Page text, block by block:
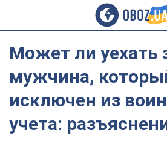
Может ли уехать
мужчина,
исключен из
учета: